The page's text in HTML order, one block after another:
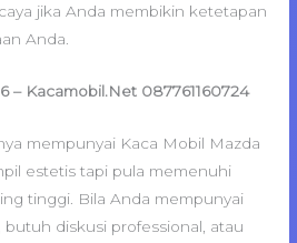
jika Anda membikin ketetapan
Anda.
– Kacamobil.Net 087761160724
mempunyai Kaca Mobil Mazda
estetis tapi pula memenuhi
tinggi. Bila Anda mempunyai
diskusi professional, atau